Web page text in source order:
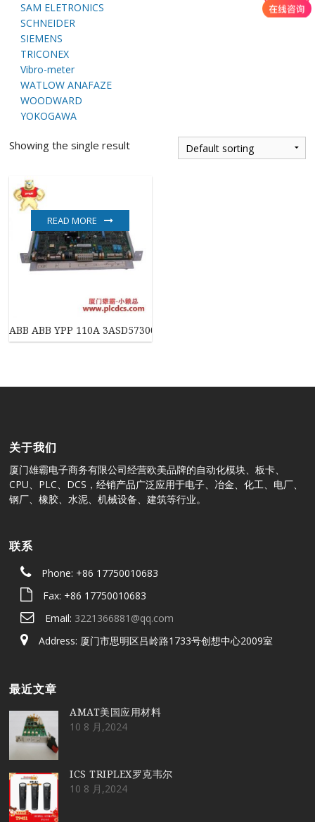
SAM ELETRONICS
SCHNEIDER
SIEMENS
TRICONEX
Vibro-meter
WATLOW ANAFAZE
WOODWARD
YOKOGAWA
Showing the single result
ABB ABB YPP 110A 3ASD573001A1 数字处理器模块
READ MORE
关于我们
厦门雄霸电子商务有限公司经营欧美品牌的自动化模块、板卡、
CPU、PLC、DCS，经销产品广泛应用于电子、冶金、化工、电厂、
钢厂、橡胶、水泥、机械设备、建筑等行业。
联系
Phone: +86 17750010683
Fax: +86 17750010683
Email: 3221366881@qq.com
Address: 厦门市思明区吕岭路1733号创想中心2009室
最近文章
AMAT美国应用材料
10 8 月,2024
ICS TRIPLEX罗克韦尔
10 8 月,2024